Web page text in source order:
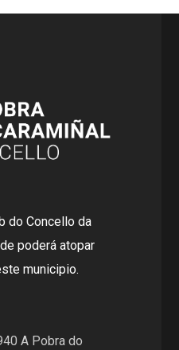
do Concello da
poderá atopar
municipio.
A Pobra do